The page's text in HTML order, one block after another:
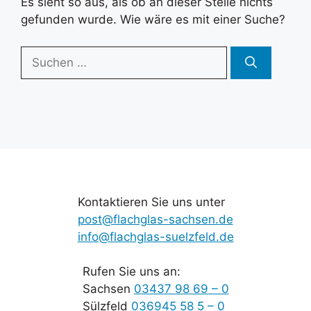
gefunden wurde. Wie wäre es mit einer Suche?
nach:
Kontaktieren Sie uns unter
post@flachglas-sachsen.de
info@flachglas-suelzfeld.de
Rufen Sie uns an:
Sachsen 03437 98 69 – 0
Sülzfeld 036945 58 5 – 0